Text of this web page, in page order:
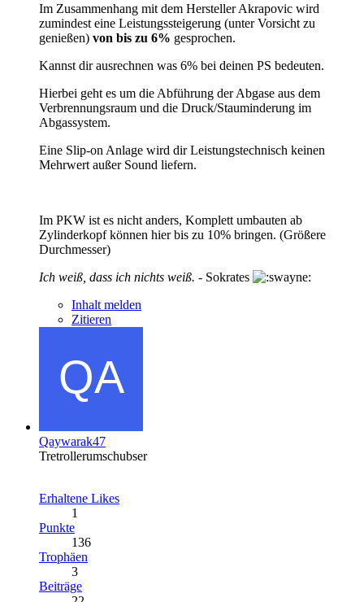
Im Zusammenhang mit dem Hersteller Akrapovic wird
zumindest eine Leistungssteigerung (unter Vorsicht zu
genießen) von bis zu 6% gesprochen.
Kannst dir ausrechnen was 6% bei deinen PS bedeuten.
Hierbei geht es um die Abführung der Abgase aus dem
Verbrennungsraum und die Druck/Stauminderung im
Abgassystem.
Eine Slip-on Anlage wird dir Leistungstechnisch keinen
Mehrwert außer Sound liefern.
Im PKW ist es nicht anders, Komplett umbauten ab
Zylinderkopf können hier bis zu 10% bringen. (Größere
Durchmesser)
Ich weiß, dass ich nichts weiß. - Sokrates
Inhalt melden
Zitieren
Qaywarak47
Tretrollerumschubser
Erhaltene Likes
1
Punkte
136
Trophäen
3
Beiträge